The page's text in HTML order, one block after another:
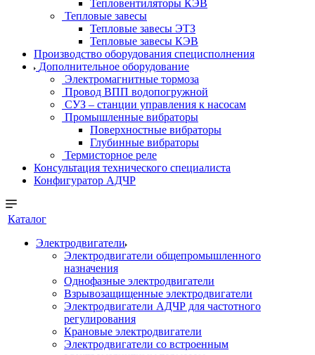
Тепловентиляторы КЭВ
Тепловые завесы
Тепловые завесы ЭТЗ
Тепловые завесы КЭВ
Производство оборудования специсполнения
Дополнительное оборудование
Электромагнитные тормоза
Провод ВПП водопогружной
СУЗ – станции управления к насосам
Промышленные вибраторы
Поверхностные вибраторы
Глубинные вибраторы
Термисторное реле
Консультация технического специалиста
Конфигуратор АДЧР
Каталог
Электродвигатели
Электродвигатели общепромышленного
назначения
Однофазные электродвигатели
Взрывозащищенные электродвигатели
Электродвигатели АДЧР для частотного
регулирования
Крановые электродвигатели
Электродвигатели со встроенным